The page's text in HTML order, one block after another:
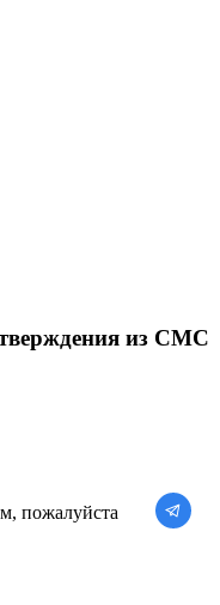
из СМС
пожалуйста